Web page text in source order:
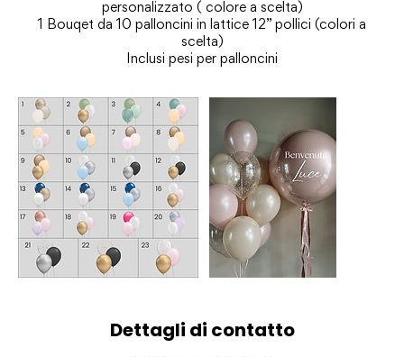
personalizzato ( colore a scelta)
1 Bouqet da 10 palloncini in lattice 12” pollici (colori a
scelta)
Inclusi pesi per palloncini
Dettagli di contatto